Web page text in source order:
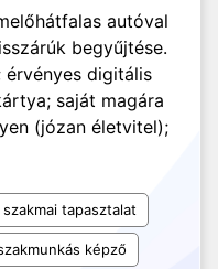
autóval
begyűjtése.
digitális
saját magára
(józan életvitel);
tapasztalat
képző